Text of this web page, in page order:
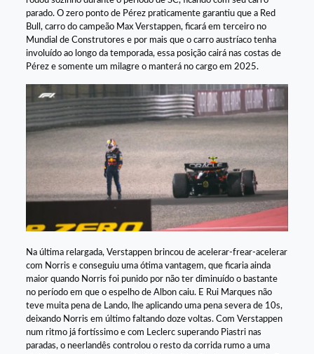
parado. O zero ponto de Pérez praticamente garantiu que a Red
Bull, carro do campeão Max Verstappen, ficará em terceiro no
Mundial de Construtores e por mais que o carro austríaco tenha
involuído ao longo da temporada, essa posição cairá nas costas de
Pérez e somente um milagre o manterá no cargo em 2025.
Na última relargada, Verstappen brincou de acelerar-frear-acelerar
com Norris e conseguiu uma ótima vantagem, que ficaria ainda
maior quando Norris foi punido por não ter diminuído o bastante
no período em que o espelho de Albon caiu. E Rui Marques não
teve muita pena de Lando, lhe aplicando uma pena severa de 10s,
deixando Norris em último faltando doze voltas. Com Verstappen
num ritmo já fortíssimo e com Leclerc superando Piastri nas
paradas, o neerlandês controlou o resto da corrida rumo a uma